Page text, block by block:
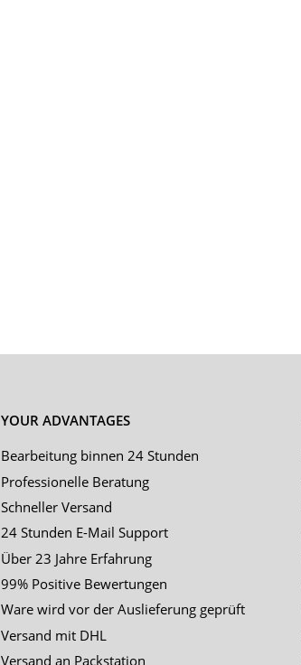
YOUR ADVANTAGES
Bearbeitung binnen 24 Stunden
Professionelle Beratung
Schneller Versand
24 Stunden E-Mail Support
Über 23 Jahre Erfahrung
99% Positive Bewertungen
Ware wird vor der Auslieferung geprüft
Versand mit DHL
Versand an Packstation